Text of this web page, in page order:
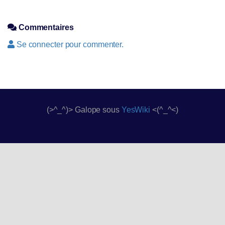
Commentaires
Se connecter pour commenter.
(>^_^)> Galope sous YesWiki <(^_^<)